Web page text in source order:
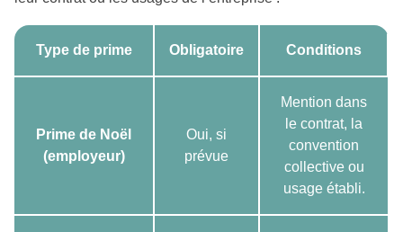
Type de prime Obligatoire Conditions
Prime de Noël
(employeur)
Oui, si
prévue
Mention dans
le contrat, la
convention
collective ou
usage établi.